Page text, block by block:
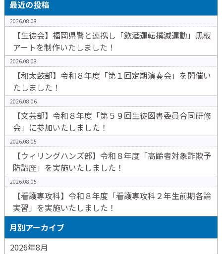
最近の投稿
2026.08.08
【生徒会】福岡県警と連携し「飲酒運転撲滅運動」黒板
アートを制作いたしました！
2026.08.08
【和太鼓部】令和８年度「第１回定期演奏会」を開催い
たしました！
2026.08.06
【文芸部】令和８年度「第５９回生徒図書委員合同研修
会」に参加いたしました！
2026.08.05
【ウィリングハンズ部】令和８年度「高齢者対象詐欺予
防講座」を実施いたしました！
2026.08.05
【看護専攻科】令和８年度「看護専攻科２年生前期各論
実習」を実施いたしました！
月別アーカイブ
2026年8月